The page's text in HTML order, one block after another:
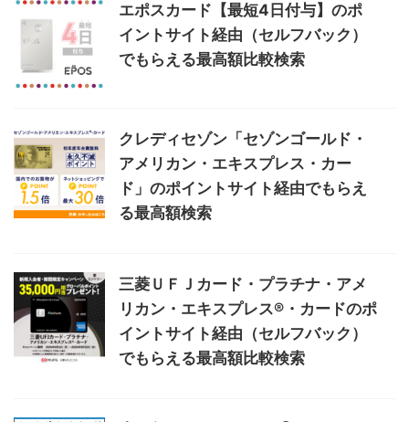
エポスカード【最短4日付与】のポ
イントサイト経由（セルフバック）
でもらえる最高額比較検索
クレディセゾン「セゾンゴールド・
アメリカン・エキスプレス・カー
ド」のポイントサイト経由でもらえ
る最高額検索
三菱ＵＦＪカード・プラチナ・アメ
リカン・エキスプレス®・カードのポ
イントサイト経由（セルフバック）
でもらえる最高額比較検索